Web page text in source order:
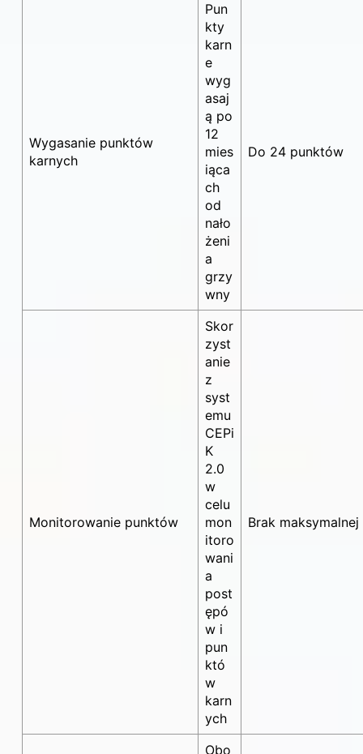
Wygasanie punktów
karnych
Pun
kty
karn
e
wyg
asaj
ą po
12
mies
iąca
ch
od
nało
żeni
a
grzy
wny
Do 24 punktów
Monitorowanie punktów
Skor
zyst
anie
z
syst
emu
CEPi
K
2.0
w
celu
mon
itoro
wani
a
post
ępó
w i
pun
któ
w
karn
ych
Brak
Obo